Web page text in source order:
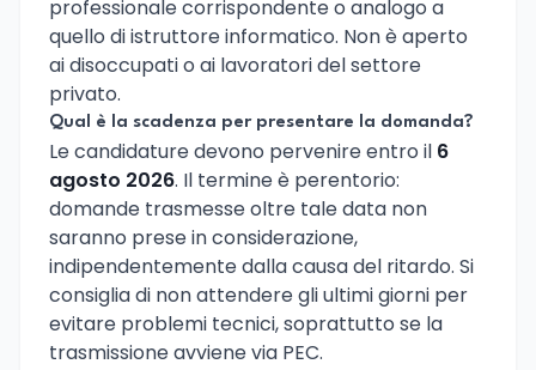
professionale corrispondente o analogo a
quello di istruttore informatico. Non è aperto
ai disoccupati o ai lavoratori del settore
privato.
Qual è la scadenza per presentare la domanda?
Le candidature devono pervenire entro il 6
agosto 2026. Il termine è perentorio:
domande trasmesse oltre tale data non
saranno prese in considerazione,
indipendentemente dalla causa del ritardo. Si
consiglia di non attendere gli ultimi giorni per
evitare problemi tecnici, soprattutto se la
trasmissione avviene via PEC.